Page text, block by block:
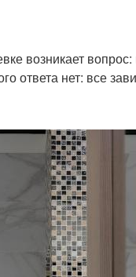
возникает
ответа нет: все